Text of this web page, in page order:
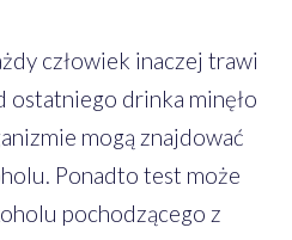
człowiek inaczej trawi
ostatniego drinka minęło
mogą znajdować
Ponadto test może
pochodzącego z